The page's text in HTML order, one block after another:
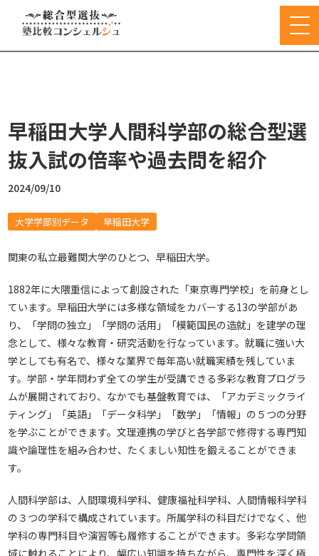
早稲田大学人間科学部の総合型選
抜入試の倍率や過去問を紹介
2024/09/10
大学学部別データ 早稲田大学
関東の私立最難関大学のひとつ、早稲田大学。
1882年に大隈重信によって創設された「東京専門学校」を前身とし
ています。早稲田大学には多様な領域をカバーする13の学部があ
り、「学問の独立」「学問の活用」「模範国民の造就」を建学の理
念として、様々な教育・研究活動を行なっています。就職に強い大
学としても有名で、様々な業界で毎年高い就職実績を残していま
す。学部・学年問わず全ての学生が受講できる多彩な教育プログラ
ムが展開されており、なかでも基盤教育では、「アカデミックライ
ティング」「英語」「データ科学」「数学」「情報」の５つの分野
を学ぶことができます。文理連携の学びと各学部で修得する専門知
識や論理性を組み合わせ、たくましい知性を鍛えることができま
す。
人間科学部は、人間環境科学科、健康福祉科学科、人間情報科学科
の３つの学科で構成されています。所属学科の科目だけでなく、他
学科の専門科目や演習等も履修することができます。多彩な学問領
域に触れることにより、幅広い知識を持ちながら、専門性を深く極